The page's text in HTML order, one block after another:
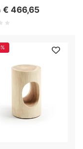
€ 466,65